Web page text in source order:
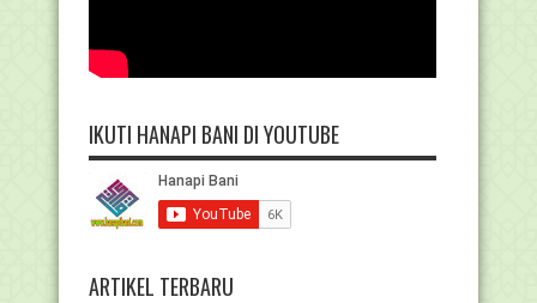
IKUTI HANAPI BANI DI YOUTUBE
ARTIKEL TERBARU